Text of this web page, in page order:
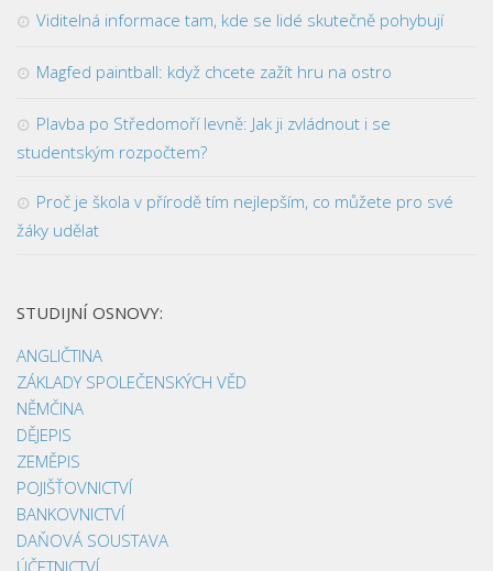
Viditelná informace tam, kde se lidé skutečně pohybují
Magfed paintball: když chcete zažít hru na ostro
Plavba po Středomoří levně: Jak ji zvládnout i se
studentským rozpočtem?
Proč je škola v přírodě tím nejlepším, co můžete pro své
žáky udělat
STUDIJNÍ OSNOVY:
ANGLIČTINA
ZÁKLADY SPOLEČENSKÝCH VĚD
NĚMČINA
DĚJEPIS
ZEMĚPIS
POJIŠŤOVNICTVÍ
BANKOVNICTVÍ
DAŇOVÁ SOUSTAVA
ÚČETNICTVÍ